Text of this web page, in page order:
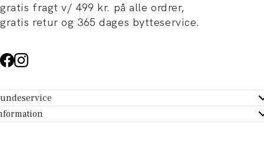
gratis fragt v/ 499 kr. på alle ordrer,
gratis retur og 365 dages bytteservice.
- Hjælpecenter
Tøjeksperten